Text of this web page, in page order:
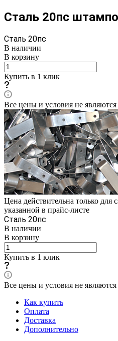
Сталь 20пс
Сталь 20пс
В наличии
В корзину
Купить в 1 клик
Все цены и условия не
Цена действительна только для
указанной в прайс-листе
Сталь 20пс
В наличии
В корзину
Купить в 1 клик
Все цены и условия не
Как купить
Оплата
Доставка
Дополнительно